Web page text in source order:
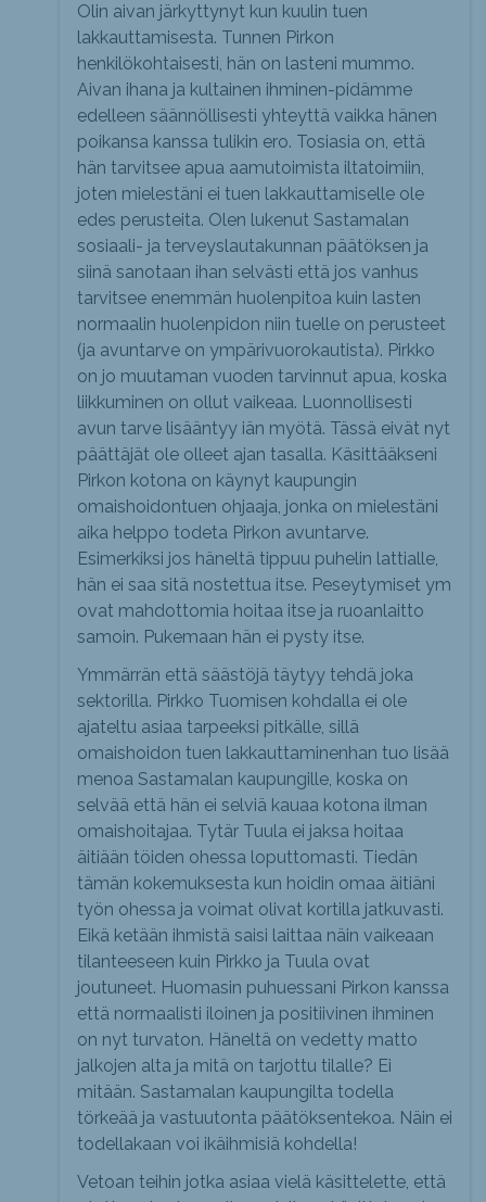
Olin aivan järkyttynyt kun kuulin tuen
lakkauttamisesta. Tunnen Pirkon
henkilökohtaisesti, hän on lasteni mummo.
Aivan ihana ja kultainen ihminen-pidämme
edelleen säännöllisesti yhteyttä vaikka hänen
poikansa kanssa tulikin ero. Tosiasia on, että
hän tarvitsee apua aamutoimista iltatoimiin,
joten mielestäni ei tuen lakkauttamiselle ole
edes perusteita. Olen lukenut Sastamalan
sosiaali- ja terveyslautakunnan päätöksen ja
siinä sanotaan ihan selvästi että jos vanhus
tarvitsee enemmän huolenpitoa kuin lasten
normaalin huolenpidon niin tuelle on perusteet
(ja avuntarve on ympärivuorokautista). Pirkko
on jo muutaman vuoden tarvinnut apua, koska
liikkuminen on ollut vaikeaa. Luonnollisesti
avun tarve lisääntyy iän myötä. Tässä eivät nyt
päättäjät ole olleet ajan tasalla. Käsittääkseni
Pirkon kotona on käynyt kaupungin
omaishoidontuen ohjaaja, jonka on mielestäni
aika helppo todeta Pirkon avuntarve.
Esimerkiksi jos häneltä tippuu puhelin lattialle,
hän ei saa sitä nostettua itse. Peseytymiset ym
ovat mahdottomia hoitaa itse ja ruoanlaitto
samoin. Pukemaan hän ei pysty itse.
Ymmärrän että säästöjä täytyy tehdä joka
sektorilla. Pirkko Tuomisen kohdalla ei ole
ajateltu asiaa tarpeeksi pitkälle, sillä
omaishoidon tuen lakkauttaminenhan tuo lisää
menoa Sastamalan kaupungille, koska on
selvää että hän ei selviä kauaa kotona ilman
omaishoitajaa. Tytär Tuula ei jaksa hoitaa
äitiään töiden ohessa loputtomasti. Tiedän
tämän kokemuksesta kun hoidin omaa äitiäni
työn ohessa ja voimat olivat kortilla jatkuvasti.
Eikä ketään ihmistä saisi laittaa näin vaikeaan
tilanteeseen kuin Pirkko ja Tuula ovat
joutuneet. Huomasin puhuessani Pirkon kanssa
että normaalisti iloinen ja positiivinen ihminen
on nyt turvaton. Häneltä on vedetty matto
jalkojen alta ja mitä on tarjottu tilalle? Ei
mitään. Sastamalan kaupungilta todella
törkeää ja vastuutonta päätöksentekoa. Näin ei
todellakaan voi ikäihmisiä kohdella!
Vetoan teihin jotka asiaa vielä käsittelette, että